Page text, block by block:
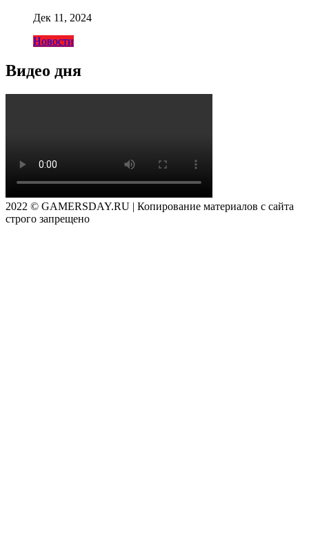
Дек 11, 2024
Новости
Видео дня
2022 © GAMERSDAY.RU | Копирование материалов с сайта
строго запрещено